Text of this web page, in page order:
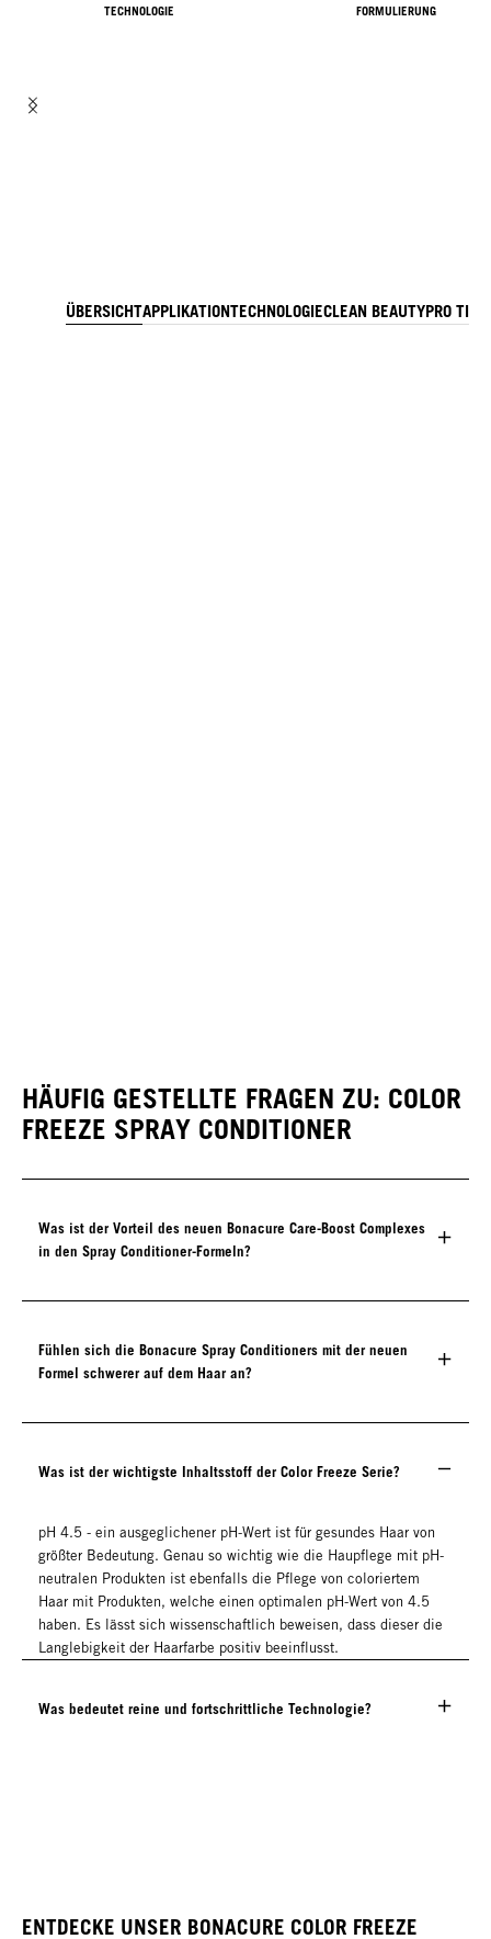
TECHNOLOGIE
FORMULIERUNG
ÜBERSICHTAPPLIKATIONTECHNOLOGIECLEAN BEAUTYPRO TIPP
HÄUFIG GESTELLTE FRAGEN ZU: COLOR
FREEZE SPRAY CONDITIONER
Was ist der Vorteil des neuen Bonacure Care-Boost Complexes
in den Spray Conditioner-Formeln?
Fühlen sich die Bonacure Spray Conditioners mit der neuen
Formel schwerer auf dem Haar an?
Was ist der wichtigste Inhaltsstoff der Color Freeze Serie?
pH 4.5 - ein ausgeglichener pH-Wert ist für gesundes Haar von
größter Bedeutung. Genau so wichtig wie die Haupflege mit pH-
neutralen Produkten ist ebenfalls die Pflege von coloriertem
Haar mit Produkten, welche einen optimalen pH-Wert von 4.5
haben. Es lässt sich wissenschaftlich beweisen, dass dieser die
Langlebigkeit der Haarfarbe positiv beeinflusst.
Was bedeutet reine und fortschrittliche Technologie?
ENTDECKE UNSER BONACURE COLOR FREEZE